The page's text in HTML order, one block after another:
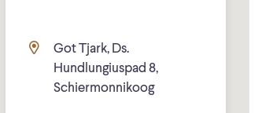
Got Tjark, Ds.
Hundlungiuspad 8,
Schiermonnikoog